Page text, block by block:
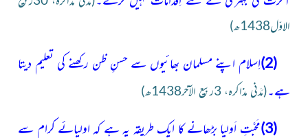
الاوّل1438ھ)
(2)
اِسلام اپنے مسلمان بھائیوں سے حسنِ ظن رکھنے کی تعلیم دیتا
ہے۔(مَدَنی مذاکرہ، 3ربیع الآخر1438ھ)
(3)
مَحبَّتِ اَولیا بڑھانے کا ایک طریقہ یہ ہے کہ اولیائے کرام سے